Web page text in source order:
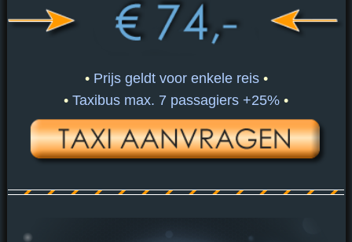
•Prijs geldt voor enkele reis •
• Taxibus max. 7 passagiers +25% •